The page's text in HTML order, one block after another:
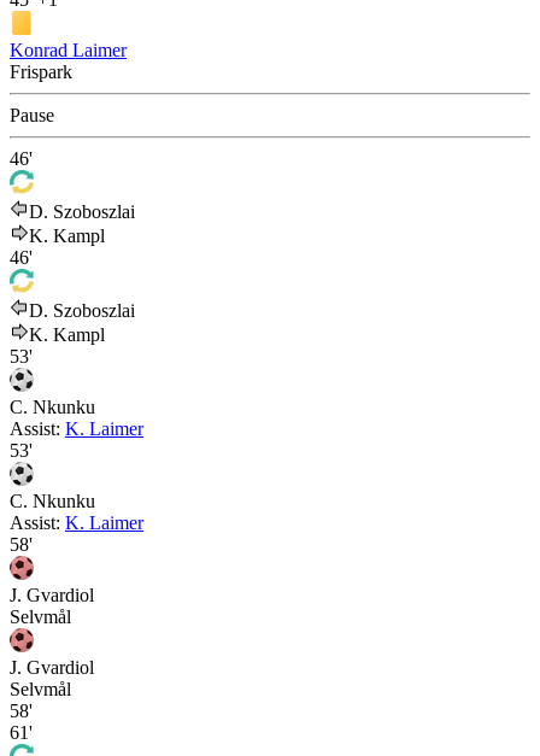
Konrad Laimer
Frispark
Pause
46'
D. Szoboszlai
K. Kampl
46'
D. Szoboszlai
K. Kampl
53'
C. Nkunku
Assist: K. Laimer
53'
C. Nkunku
Assist: K. Laimer
58'
J. Gvardiol
Selvmål
J. Gvardiol
Selvmål
58'
61'